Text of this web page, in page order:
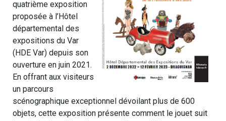
quatrième exposition
proposée à l’Hôtel
départemental des
expositions du Var
(HDE Var) depuis son
ouverture en juin 2021.
En offrant aux visiteurs
un parcours
scénographique exceptionnel dévoilant plus de 600
objets, cette exposition présente comment le jouet suit